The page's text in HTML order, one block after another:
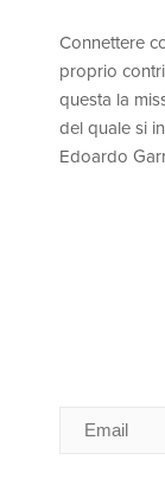
Connettere
proprio
questa la
del quale si
Edoardo